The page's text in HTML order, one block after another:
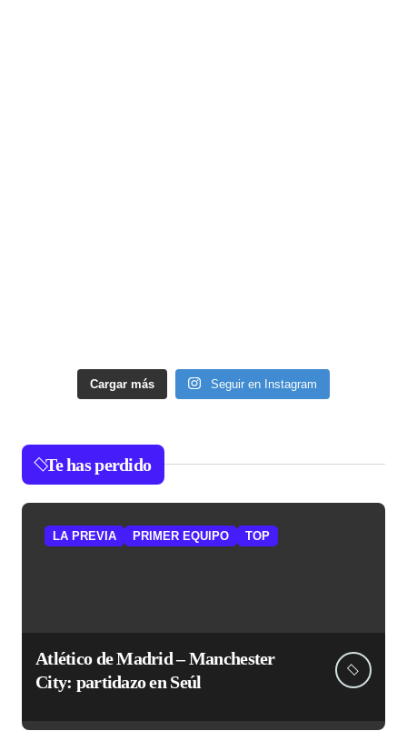
Cargar más Seguir en Instagram
Te has perdido
LA PREVIA PRIMER EQUIPO TOP
Atlético de Madrid – Manchester
City: partidazo en Seúl